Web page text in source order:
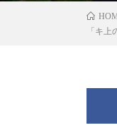
「キ